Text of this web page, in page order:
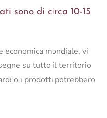
sono di circa 10-15
economica mondiale, vi
su tutto il territorio
o i prodotti potrebbero